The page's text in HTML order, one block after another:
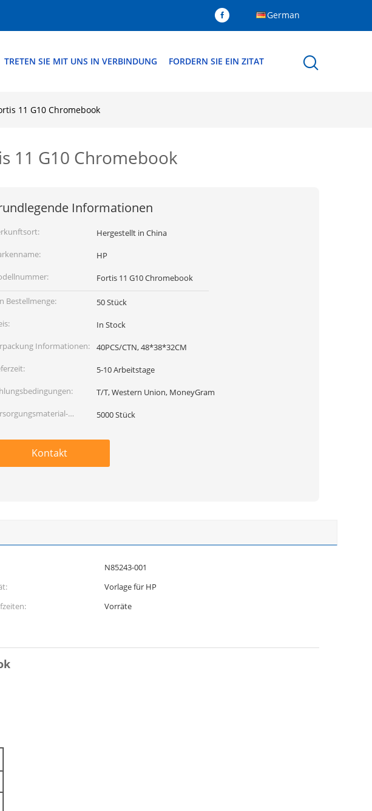
German
TRETEN SIE MIT UNS IN VERBINDUNG FORDERN SIE EIN ZITAT
11 G10 Chromebook
11 G10 Chromebook
Informationen
Hergestellt in China
HP
Fortis 11 G10 Chromebook
Bestellmenge:
50 Stück
In Stock
Informationen:
40PCS/CTN, 48*38*32CM
5-10 Arbeitstage
T/T, Western Union, MoneyGram
5000 Stück
Kontakt
N85243-001
Vorlage für HP
Vorräte